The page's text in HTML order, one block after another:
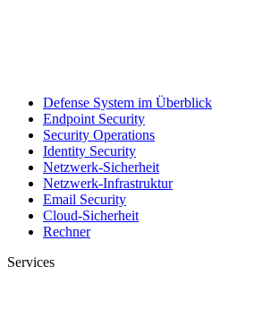
Defense System im Überblick
Endpoint Security
Security Operations
Identity Security
Netzwerk-Sicherheit
Netzwerk-Infrastruktur
Email Security
Cloud-Sicherheit
Rechner
Services